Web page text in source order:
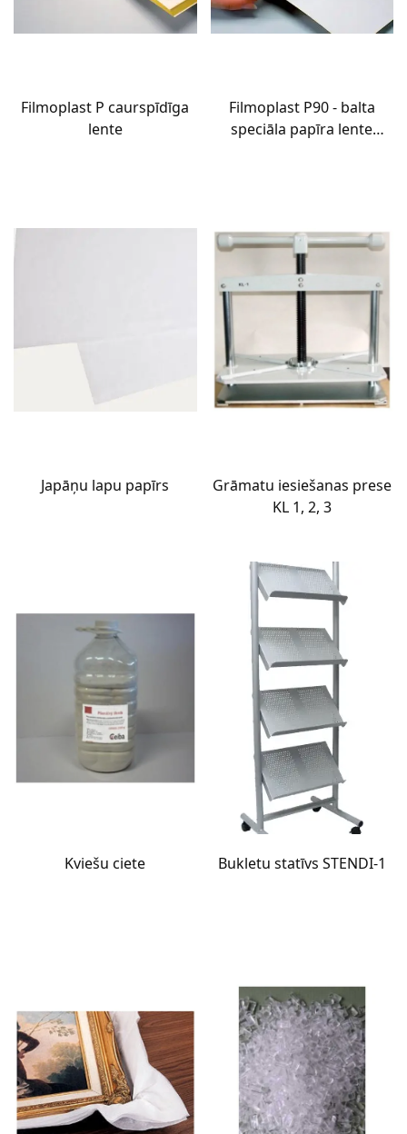
Filmoplast P caurspīdīga
lente
Filmoplast P90 - balta
speciāla papīra lente
Japāņu lapu papīrs
Grāmatu iesiešanas prese
KL 1, 2, 3
Kviešu ciete Bukletu statīvs STENDI-1